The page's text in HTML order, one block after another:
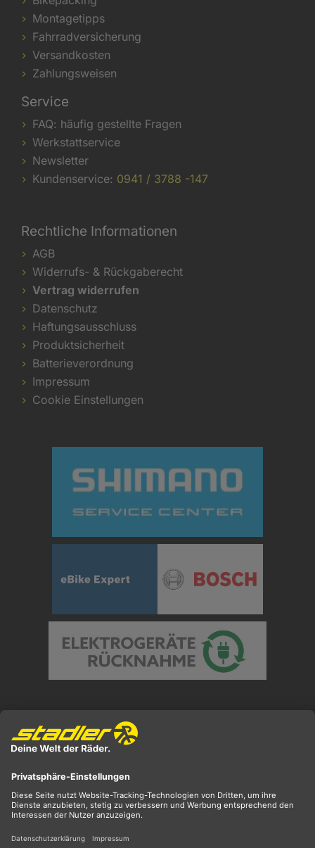
Montagetipps
Fahrradversicherung
Versandkosten
Zahlungsweisen
Service
FAQ: häufig gestellte Fragen
Werkstattservice
Newsletter
Kundenservice: 0941 / 3788 -147
Rechtliche Informationen
AGB
Widerrufs- & Rückgaberecht
Vertrag widerrufen
Datenschutz
Haftungsausschluss
Produktsicherheit
Batterieverordnung
Impressum
Cookie Einstellungen